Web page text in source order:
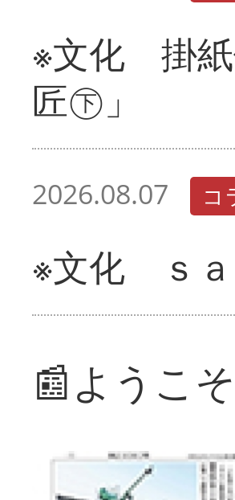
※文化 掛
匠㊦」
2026.08.07 コ
※文化 ｓ
📰ようこ